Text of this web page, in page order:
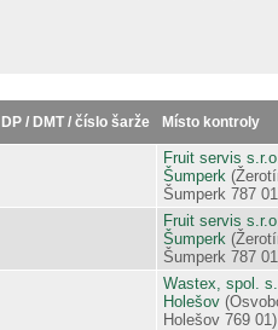
DP / DMT / číslo šarže Místo kontroly
Fruit servis s.r.o.
Šumperk
Šumperk 787
Fruit servis s.r.o.
Šumperk
Šumperk 787
Wastex, spol.
Holešov
Holešov 769 01)